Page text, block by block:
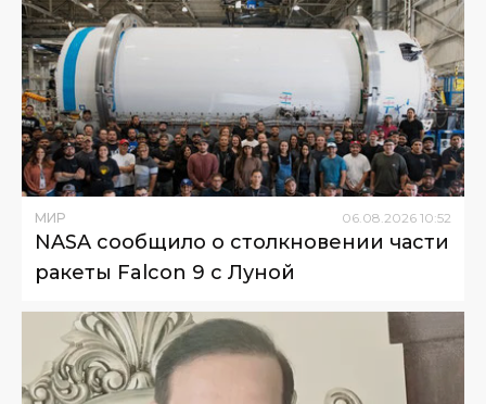
МИР 06 08 2026 10:52
NASA сообщило о столкновении части
ракеты Falcon 9 с Луной